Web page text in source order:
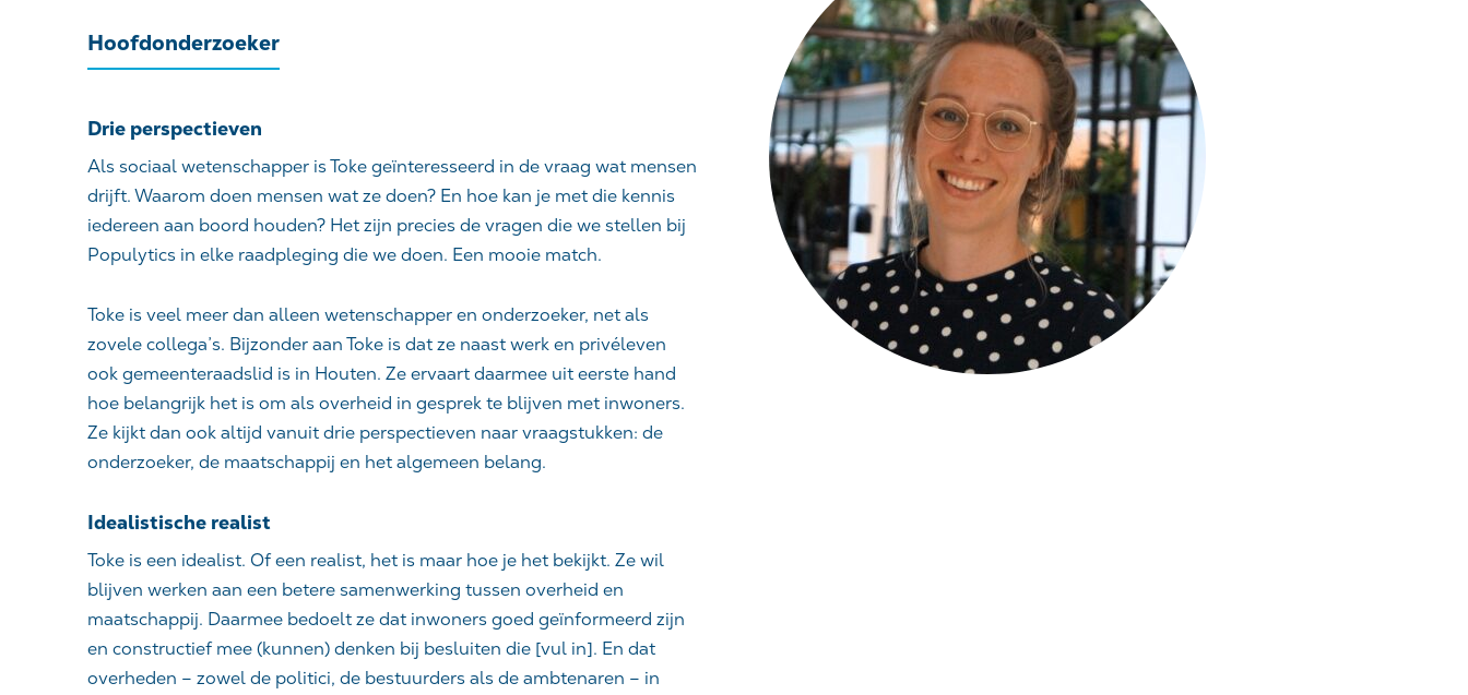
Hoofdonderzoeker
Drie perspectieven
Als sociaal wetenschapper is Toke geïnteresseerd in de vraag wat mensen
drijft. Waarom doen mensen wat ze doen? En hoe kan je met die kennis
iedereen aan boord houden? Het zijn precies de vragen die we stellen bij
Populytics in elke raadpleging die we doen. Een mooie match.
Toke is veel meer dan alleen wetenschapper en onderzoeker, net als
zovele collega’s. Bijzonder aan Toke is dat ze naast werk en privéleven
ook gemeenteraadslid is in Houten. Ze ervaart daarmee uit eerste hand
hoe belangrijk het is om als overheid in gesprek te blijven met inwoners.
Ze kijkt dan ook altijd vanuit drie perspectieven naar vraagstukken: de
onderzoeker, de maatschappij en het algemeen belang.
Idealistische realist
Toke is een idealist. Of een realist, het is maar hoe je het bekijkt. Ze wil
blijven werken aan een betere samenwerking tussen overheid en
maatschappij. Daarmee bedoelt ze dat inwoners goed geïnformeerd zijn
en constructief mee (kunnen) denken bij besluiten die [vul in]. En dat
overheden – zowel de politici, de bestuurders als de ambtenaren – in